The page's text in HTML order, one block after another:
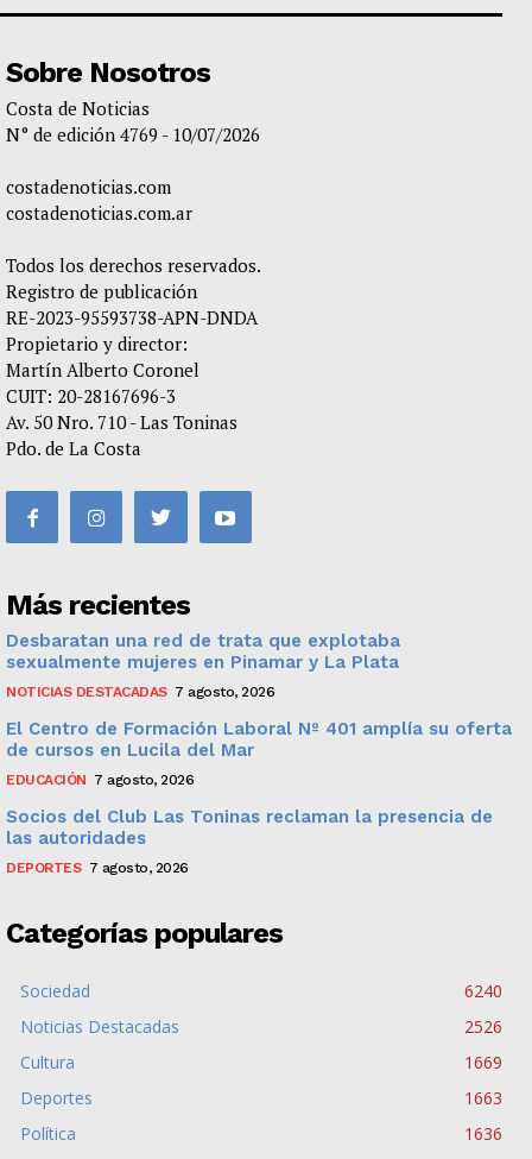
Sobre Nosotros
Costa de Noticias
N° de edición 4769 - 10/07/2026
costadenoticias.com
costadenoticias.com.ar
Todos los derechos reservados.
Registro de publicación
RE-2023-95593738-APN-DNDA
Propietario y director:
Martín Alberto Coronel
CUIT: 20-28167696-3
Av. 50 Nro. 710 - Las Toninas
Pdo. de La Costa
Más recientes
Desbaratan una red de trata que explotaba
sexualmente mujeres en Pinamar y La Plata
NOTICIAS DESTACADAS 7 agosto, 2026
El Centro de Formación Laboral Nº 401 amplía su oferta
de cursos en Lucila del Mar
EDUCACIÓN 7 agosto, 2026
Socios del Club Las Toninas reclaman la presencia de
las autoridades
DEPORTES 7 agosto, 2026
Categorías populares
Sociedad
6240
Noticias Destacadas
2526
Cultura
1669
Deportes
1663
Política
1636